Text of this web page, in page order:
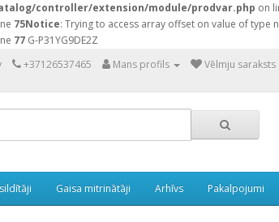
controller/extension/module/prodvar.php on
75Notice: Trying to access array offset on value of type
77 G-P31YG9DE2Z
+37126537465 Mans profils Vēlmju saraksts
Gaisa mitrinātāji Arhīvs Pakalpojumi